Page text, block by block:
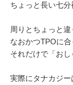
ちょっと長い七分
周りとちょっと
なおかつTPOに
それだけで「おし
実際にタナカジ